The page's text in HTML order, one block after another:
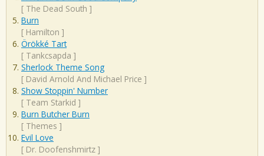
[ The Dead South ]
Burn
[ Hamilton ]
Örökké Tart
[ Tankcsapda ]
Sherlock Theme Song
[ David Arnold And Michael Price ]
Show Stoppin' Number
[ Team Starkid ]
Burn Butcher Burn
[ Themes ]
Evil Love
[ Dr. Doofenshmirtz ]